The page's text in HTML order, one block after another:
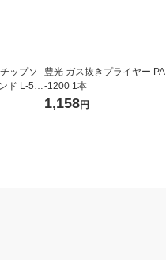
ップソ
ド L-52
豊光 ガス抜きプライヤー PA
-1200 1本
1,158円